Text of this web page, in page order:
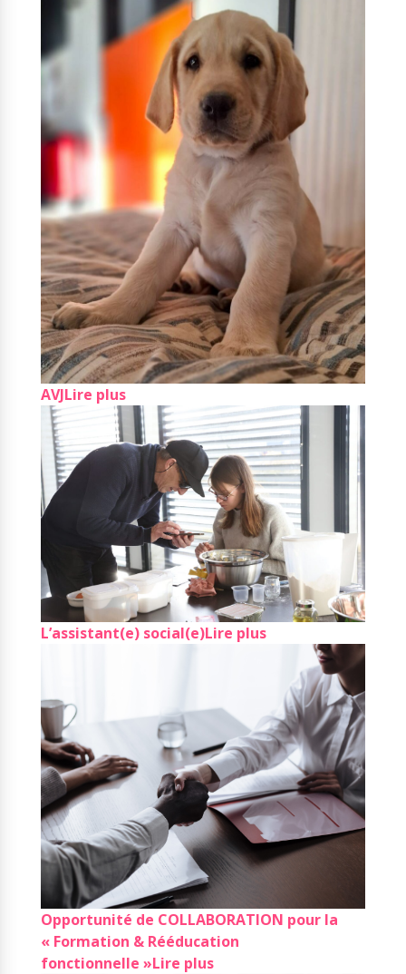
AVJLire plus
L’assistant(e) social(e)Lire plus
Opportunité de COLLABORATION pour la
« Formation & Rééducation
fonctionnelle »Lire plus